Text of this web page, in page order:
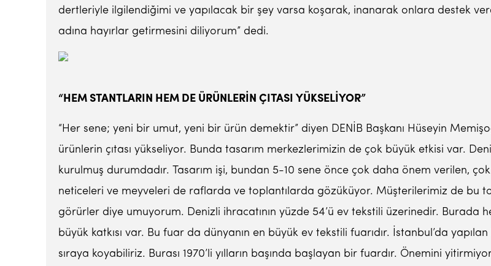
dertleriyle ilgilendiğimi ve yapılacak bir şey varsa koşarak, inanarak onlara destek
adına hayırlar getirmesini diliyorum” dedi.
“HEM STANTLARIN HEM DE ÜRÜNLERİN ÇITASI YÜKSELİYOR”
“Her sene; yeni bir umut, yeni bir ürün demektir” diyen DENİB Başkanı Hüseyin
ürünlerin çıtası yükseliyor. Bunda tasarım merkezlerimizin de çok büyük etkisi var.
kurulmuş durumdadır. Tasarım işi, bundan 5-10 sene önce çok daha önem verilen,
neticeleri ve meyveleri de raflarda ve toplantılarda gözüküyor. Müşterilerimiz de bu
görürler diye umuyorum. Denizli ihracatının yüzde 54’ü ev tekstili üzerinedir. Burada
büyük katkısı var. Bu fuar da dünyanın en büyük ev tekstili fuarıdır. İstanbul’da yapılan
sıraya koyabiliriz. Burası 1970’li yılların başında başlayan bir fuardır. Önemini